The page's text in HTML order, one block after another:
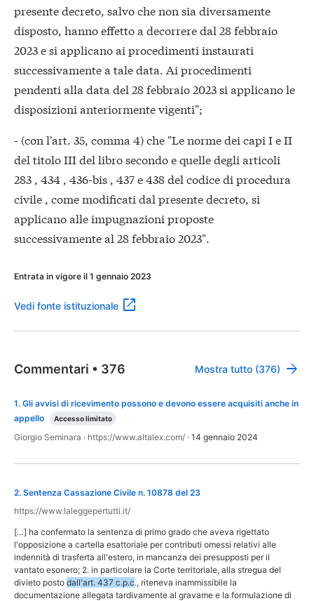
presente decreto, salvo che non sia diversamente
disposto, hanno effetto a decorrere dal 28 febbraio
2023 e si applicano ai procedimenti instaurati
successivamente a tale data. Ai procedimenti
pendenti alla data del 28 febbraio 2023 si applicano le
disposizioni anteriormente vigenti";
- (con l'art. 35, comma 4) che "Le norme dei capi I e II
del titolo III del libro secondo e quelle degli articoli
283 , 434 , 436-bis , 437 e 438 del codice di procedura
civile , come modificati dal presente decreto, si
applicano alle impugnazioni proposte
successivamente al 28 febbraio 2023".
Entrata in vigore il 1 gennaio 2023
Vedi fonte istituzionale
Commentari • 376 Mostra tutto (376)
1. Gli avvisi di ricevimento possono e devono essere acquisiti anche in
appello
Accesso limitato
Giorgio Seminara · https://www.altalex.com/ · 14 gennaio 2024
2. Sentenza Cassazione Civile n. 10878 del 23
https://www.laleggepertutti.it/
[…] ha confermato la sentenza di primo grado che aveva rigettato
l'opposizione a cartella esattoriale per contributi omessi relativi alle
indennità di trasferta all'estero, in mancanza dei presupposti per il
vantato esonero; 2. in particolare la Corte territoriale, alla stregua del
divieto posto dall'art. 437 c.p.c., riteneva inammissibile la
documentazione allegata tardivamente al gravame e la formulazione di